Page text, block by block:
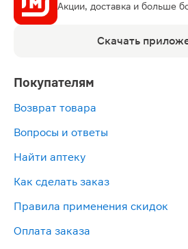
Акции, доставка и больше
Скачать
Покупателям
Возврат товара
Вопросы и ответы
Найти аптеку
Как сделать заказ
Правила применения скидок
Оплата заказа